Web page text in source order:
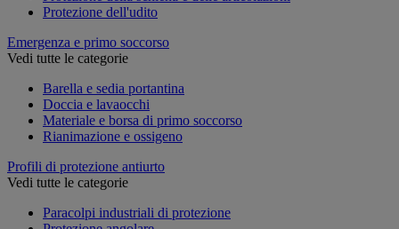
Protezione dell'udito
Emergenza e primo soccorso
Vedi tutte le categorie
Barella e sedia portantina
Doccia e lavaocchi
Materiale e borsa di primo soccorso
Rianimazione e ossigeno
Profili di protezione antiurto
Vedi tutte le categorie
Paracolpi industriali di protezione